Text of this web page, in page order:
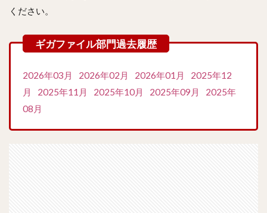
ください。
2026年03月 2026年02月 2026年01月
2025年12
月
2025年11月 2025年10月 2025年09月
2025年
08月